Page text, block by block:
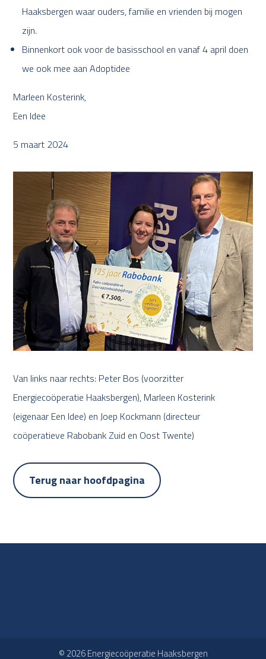
Haaksbergen waar ouders, familie en vrienden bij mogen
zijn.
Binnenkort ook voor de basisschool en vanaf 4 april doen
we ook mee aan Adoptidee
Marleen Kosterink,
Een Idee
5 maart 2024
Van links naar rechts: Peter Bos (voorzitter
Energiecoöperatie Haaksbergen), Marleen Kosterink
(eigenaar Een Idee) en Joep Kockmann (directeur
coöperatieve Rabobank Zuid en Oost Twente)
Terug naar hoofdpagina
© 2026 Energiecoöperatie Haaksbergen